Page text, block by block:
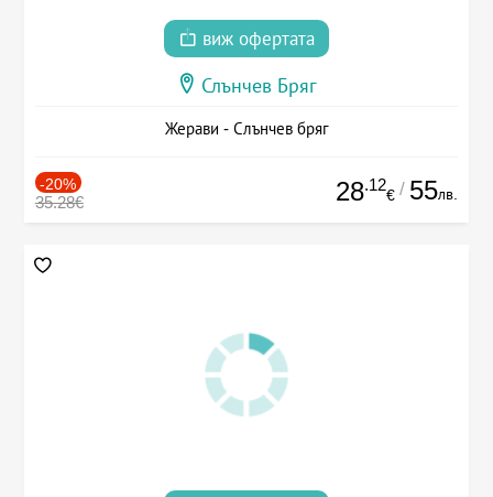
виж офертата
Слънчев Бряг
Жерави - Слънчев бряг
-20%
35.28€ 28.12
€ / 55лв.